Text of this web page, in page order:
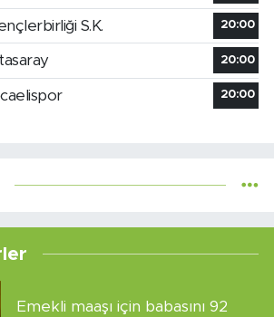
S.K. 20:00
20:00
20:00
Emekli maaşı için babasını 92